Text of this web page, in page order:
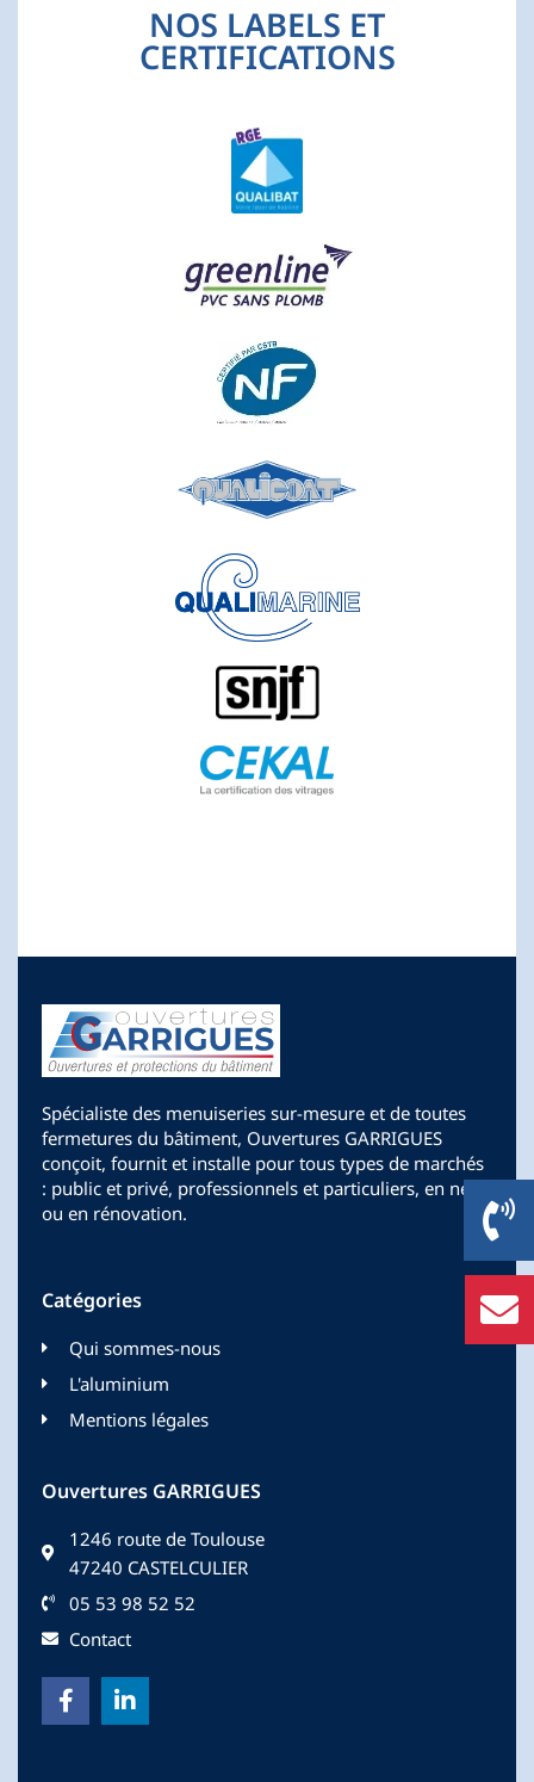
NOS LABELS ET
CERTIFICATIONS
Spécialiste des menuiseries sur-mesure et de toutes
fermetures du bâtiment, Ouvertures GARRIGUES
conçoit, fournit et installe pour tous types de marchés
: public et privé, professionnels et particuliers, en neuf
ou en rénovation.
Catégories
Qui sommes-nous
L'aluminium
Mentions légales
Ouvertures GARRIGUES
1246 route de Toulouse
47240 CASTELCULIER
05 53 98 52 52
Contact